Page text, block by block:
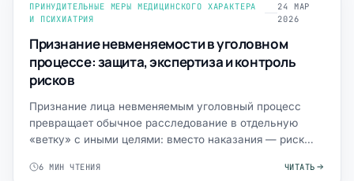
ПРИНУДИТЕЛЬНЫЕ МЕРЫ МЕДИЦИНСКОГО ХАРАКТЕРА
И ПСИХИАТРИЯ
24 МАР
2026
Признание невменяемости в уголовном
процессе: защита, экспертиза и контроль
рисков
Признание лица невменяемым уголовный процесс
превращает обычное расследование в отдельную
«ветку» с иными целями: вместо наказания — риск
6 МИН ЧТЕНИЯ ЧИТАТЬ